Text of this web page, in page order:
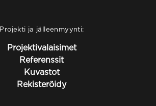
Projekti ja jälleenmyynti:
Projektivalaisimet
Referenssit
Kuvastot
Rekisteröidy